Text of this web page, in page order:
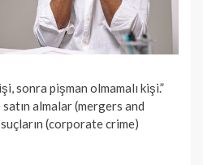
sonra pişman olmamalı kişi.”
almalar (mergers and
(corporate crime)